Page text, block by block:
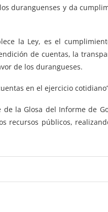
duranguenses y da
la Ley, es el
de cuentas, la
de los durangueses.
en el ejercicio
la Glosa del Informe de
recursos públicos,